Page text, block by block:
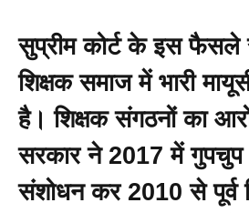
सुप्रीम कोर्ट के इस
शिक्षक समाज में भारी
है। शिक्षक संगठनों का
सरकार ने 2017 में
संशोधन कर 2010 से पूर्व